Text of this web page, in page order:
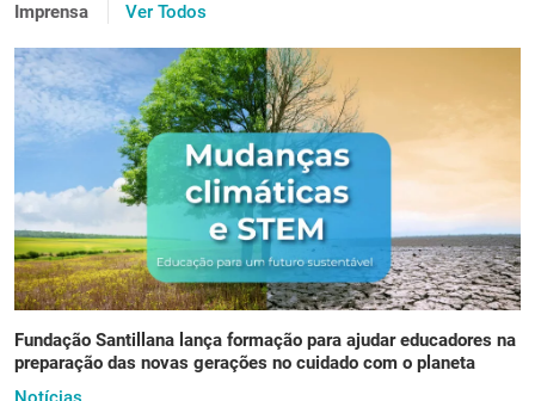
Imprensa Ver Todos
Fundação Santillana lança formação para ajudar educadores na
preparação das novas gerações no cuidado com o planeta